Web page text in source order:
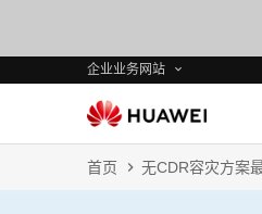
企业业务网站
首页 无CDR容灾方案